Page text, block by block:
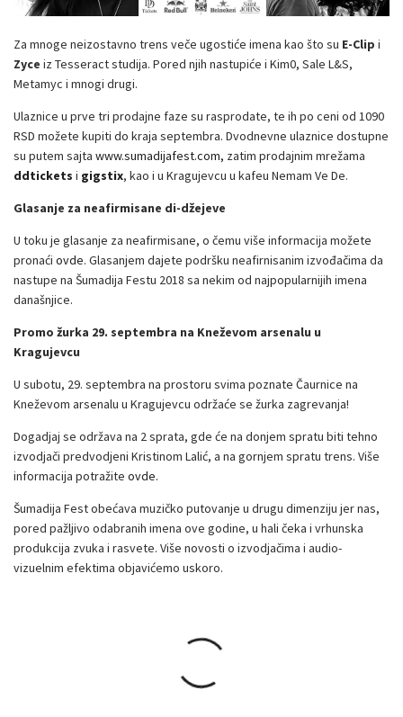
Za mnoge neizostavno trens veče ugostiće imena kao što su E-Clip i
Zyce iz Tesseract studija. Pored njih nastupiće i Kim0, Sale L&S,
Metamyc i mnogi drugi.
Ulaznice u prve tri prodajne faze su rasprodate, te ih po ceni od 1090
RSD možete kupiti do kraja septembra. Dvodnevne ulaznice dostupne
su putem sajta www.sumadijafest.com, zatim prodajnim mrežama
ddtickets i gigstix, kao i u Kragujevcu u kafeu Nemam Ve De.
Glasanje za neafirmisane di-džejeve
U toku je glasanje za neafirmisane, o čemu više informacija možete
pronaći ovde. Glasanjem dajete podršku neafirnisanim izvođačima da
nastupe na Šumadija Festu 2018 sa nekim od najpopularnijih imena
današnjice.
Promo žurka 29. septembra na Kneževom arsenalu u
Kragujevcu
U subotu, 29. septembra na prostoru svima poznate Čaurnice na
Kneževom arsenalu u Kragujevcu održaće se žurka zagrevanja!
Dogadjaj se održava na 2 sprata, gde će na donjem spratu biti tehno
izvodjači predvodjeni Kristinom Lalić, a na gornjem spratu trens. Više
informacija potražite ovde.
Šumadija Fest obećava muzičko putovanje u drugu dimenziju jer nas,
pored pažljivo odabranih imena ove godine, u hali čeka i vrhunska
produkcija zvuka i rasvete. Više novosti o izvodjačima i audio-
vizuelnim efektima objavićemo uskoro.